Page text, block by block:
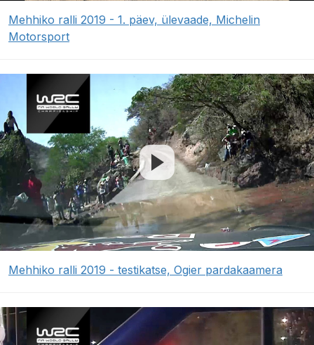
Mehhiko ralli 2019 - 1. päev, ülevaade, Michelin
Motorsport
Mehhiko ralli 2019 - testikatse, Ogier pardakaamera